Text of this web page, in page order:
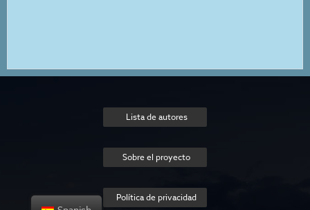
Lista de autores
Sobre el proyecto
Política de privacidad